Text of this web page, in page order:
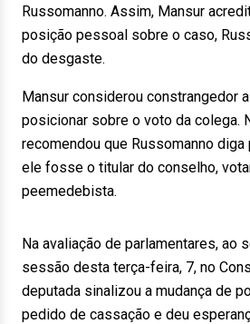
Russomanno. Assim, Mansur
posição pessoal sobre o caso,
do desgaste.
Mansur considerou constrangedor
posicionar sobre o voto da colega.
recomendou que Russomanno
ele fosse o titular do conselho,
peemedebista.
Na avaliação de parlamentares, ao
sessão desta terça-feira, 7, no
deputada sinalizou a mudança de
pedido de cassação e deu